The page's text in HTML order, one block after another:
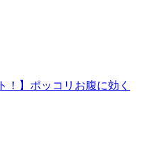
！】ポッコリお腹に効く